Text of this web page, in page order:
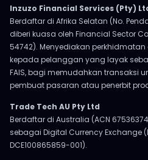
Inzuzo Financial Services (Pty)
Berdaftar di Afrika Selatan (No.
diberi kuasa oleh Financial Sector
54742). Menyediakan
kepada pelanggan yang layak
FAIS, bagi memudahkan transaksi
pembuat pasaran atau penerbit
Trade Tech AU Pty Ltd
Berdaftar di Australia (ACN
sebagai Digital Currency Exchange
DCE100865859-001).